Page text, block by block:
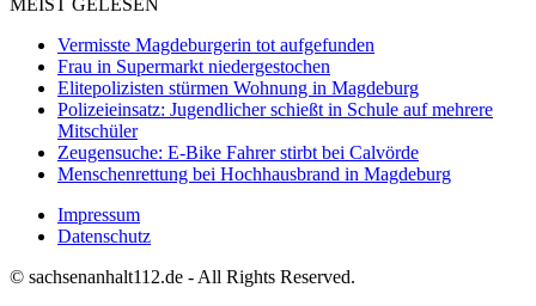
MEIST GELESEN
Vermisste Magdeburgerin tot aufgefunden
Frau in Supermarkt niedergestochen
Elitepolizisten stürmen Wohnung in Magdeburg
Polizeieinsatz: Jugendlicher schießt in Schule auf mehrere
Mitschüler
Zeugensuche: E-Bike Fahrer stirbt bei Calvörde
Menschenrettung bei Hochhausbrand in Magdeburg
Impressum
Datenschutz
© sachsenanhalt112.de - All Rights Reserved.